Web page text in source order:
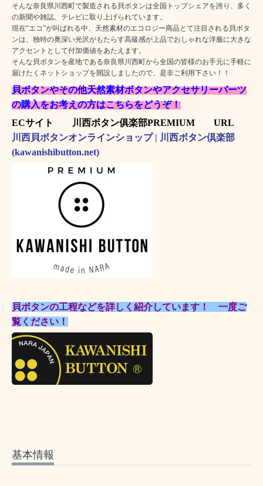
そんな奈良県川西町で製造される貝ボタンは全国トップシェアを誇り、多く
の新聞や雑誌、テレビに取り上げられています。
現在“エコ”が叫ばれる中、天然素材のエコロジー商品とて注目される貝ボタ
ンは、独特の奥深い光沢がもたらす高級感が上品でおしゃれな洋服に大きな
アクセントとして付加価値をあたえます。
そんな貝ボタンを産地である奈良県川西町から全国の皆様のお手元に手軽に
届けたくネットショップを開設しましたので、是非ご利用下さい！！
貝ボタンやその他天然素材ボタンやアクセサリーパーツ
の購入をお考えの方はこちらをどうぞ！
ECサイト 川西ボタン俱楽部PREMIUM URL
川西貝ボタンオンラインショップ | 川西ボタン倶楽部
(kawanishibutton.net)
貝ボタンの工程などを詳しく紹介しています！ 一度ご
覧ください！
基本情報